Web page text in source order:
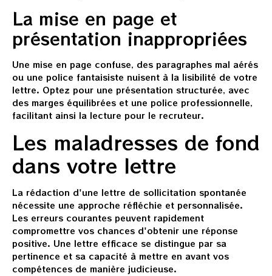
La mise en page et
présentation inappropriées
Une mise en page confuse, des paragraphes mal aérés
ou une police fantaisiste nuisent à la lisibilité de votre
lettre. Optez pour une présentation structurée, avec
des marges équilibrées et une police professionnelle,
facilitant ainsi la lecture pour le recruteur.
Les maladresses de fond
dans votre lettre
La rédaction d'une lettre de sollicitation spontanée
nécessite une approche réfléchie et personnalisée.
Les erreurs courantes peuvent rapidement
compromettre vos chances d'obtenir une réponse
positive. Une lettre efficace se distingue par sa
pertinence et sa capacité à mettre en avant vos
compétences de manière judicieuse.